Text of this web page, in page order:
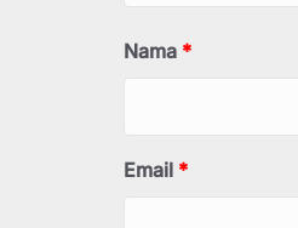
Nama *
Email *